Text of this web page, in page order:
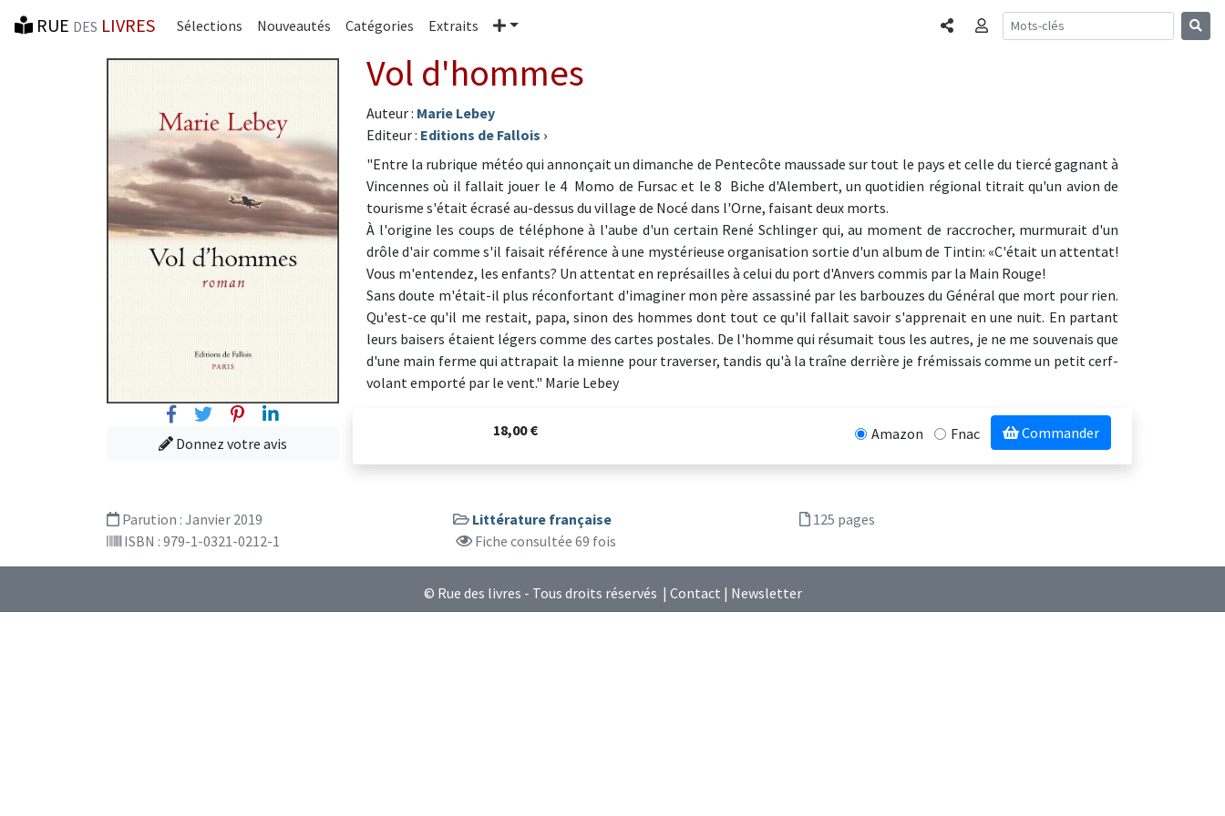
RUE DES LIVRES Sélections Nouveautés Catégories Extraits Plus PartagerConnexion
FacebookTwitterPinterest
Linkedin
Donnez votre avis
Vol d'hommes
Auteur : Marie Lebey
Editeur : Editions de Fallois ›
"Entre la rubrique météo qui annonçait un dimanche de Pentecôte maussade sur tout le pays et celle du tiercé gagnant à
Vincennes où il fallait jouer le 4 Momo de Fursac et le 8 Biche d'Alembert, un quotidien régional titrait qu'un avion de
tourisme s'était écrasé au-dessus du village de Nocé dans l'Orne, faisant deux morts.
À l'origine les coups de téléphone à l'aube d'un certain René Schlinger qui, au moment de raccrocher, murmurait d'un
drôle d'air comme s'il faisait référence à une mystérieuse organisation sortie d'un album de Tintin: «C'était un attentat!
Vous m'entendez, les enfants? Un attentat en représailles à celui du port d'Anvers commis par la Main Rouge!
Sans doute m'était-il plus réconfortant d'imaginer mon père assassiné par les barbouzes du Général que mort pour rien.
Qu'est-ce qu'il me restait, papa, sinon des hommes dont tout ce qu'il fallait savoir s'apprenait en une nuit. En partant
leurs baisers étaient légers comme des cartes postales. De l'homme qui résumait tous les autres, je ne me souvenais que
d'une main ferme qui attrapait la mienne pour traverser, tandis qu'à la traîne derrière je frémissais comme un petit cerf-
volant emporté par le vent." Marie Lebey
18,00 € Amazon Fnac Commander
Parution : Janvier 2019 Littérature française
125 pages
ISBN : 979-1-0321-0212-1
Fiche consultée 69 fois
© Rue des livres - Tous droits réservés | Contact | Newsletter